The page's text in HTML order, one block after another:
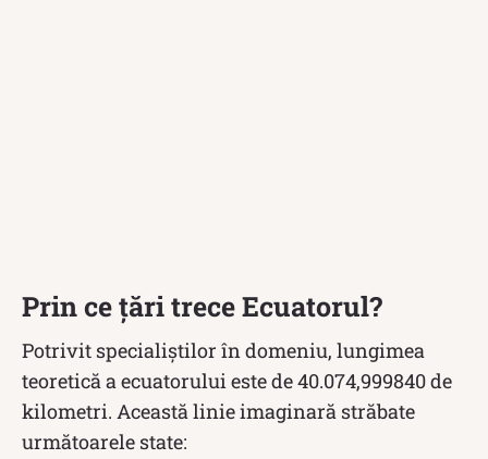
Prin ce țări trece Ecuatorul?
Potrivit specialiștilor în domeniu, lungimea
teoretică a ecuatorului este de 40.074,999840 de
kilometri. Această linie imaginară străbate
următoarele state: